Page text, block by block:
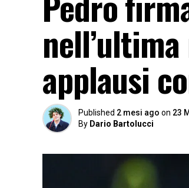
applausi
Published 2 mesi ago on 23
By Dario Bartolucci